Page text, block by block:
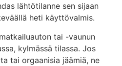
lähtötilanne sen sijaan
heti käyttövalmis.
tai -vaunun
kylmässä tilassa. Jos
tai orgaanisia jäämiä, ne